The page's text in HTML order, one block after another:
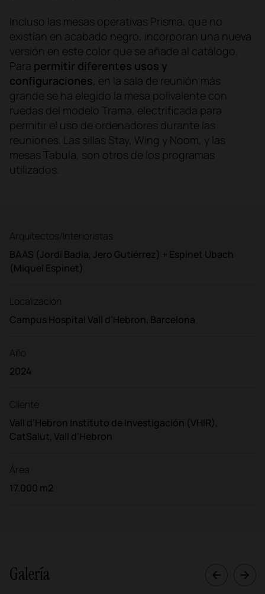
Incluso las mesas operativas Prisma, que no
existían en acabado negro, incorporan una nueva
versión en este color que se añade al catálogo.
Para permitir diferentes usos y
configuraciones, en la sala de reunión más
grande se ha elegido la mesa polivalente con
ruedas del modelo Trama, electrificada para
permitir el uso de ordenadores durante las
reuniones. Las sillas Stay, Wing y Noom, y las
mesas Tabula, son otros de los programas
utilizados.
Arquitectos/Interioristas
BAAS (Jordi Badia, Jero Gutiérrez) + Espinet Ubach
(Miquel Espinet)
Localización
Campus Hospital Vall d’Hebron, Barcelona
Año
2024
Cliente
Vall d’Hebron Instituto de Investigación (VHIR),
CatSalut, Vall d’Hebron
Área
17.000 m2
Galería